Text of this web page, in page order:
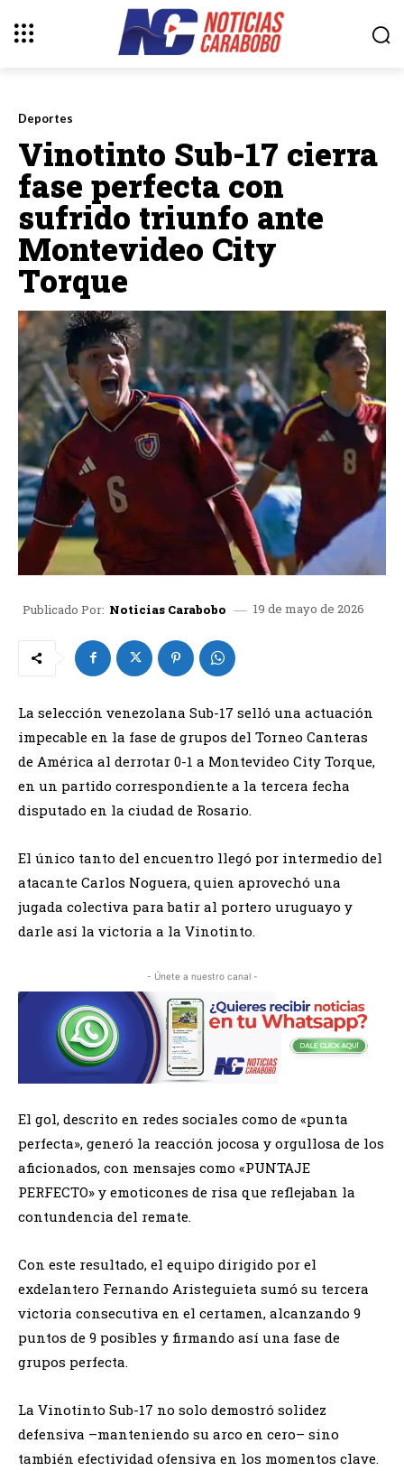
Deportes
Vinotinto Sub-17 cierra
fase perfecta con
sufrido triunfo ante
Montevideo City
Torque
Publicado Por: Noticias Carabobo 19 de mayo de 2026
La selección venezolana Sub-17 selló una actuación
impecable en la fase de grupos del Torneo Canteras
de América al derrotar 0-1 a Montevideo City Torque,
en un partido correspondiente a la tercera fecha
disputado en la ciudad de Rosario.
El único tanto del encuentro llegó por intermedio del
atacante Carlos Noguera, quien aprovechó una
jugada colectiva para batir al portero uruguayo y
darle así la victoria a la Vinotinto.
- Únete a nuestro canal -
El gol, descrito en redes sociales como de «punta
perfecta», generó la reacción jocosa y orgullosa de los
aficionados, con mensajes como «PUNTAJE
PERFECTO» y emoticones de risa que reflejaban la
contundencia del remate.
Con este resultado, el equipo dirigido por el
exdelantero Fernando Aristeguieta sumó su tercera
victoria consecutiva en el certamen, alcanzando 9
puntos de 9 posibles y firmando así una fase de
grupos perfecta.
La Vinotinto Sub-17 no solo demostró solidez
defensiva –manteniendo su arco en cero– sino
también efectividad ofensiva en los momentos clave.